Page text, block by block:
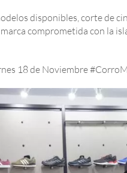
disponibles, corte de
comprometida con la
18 de Noviembre